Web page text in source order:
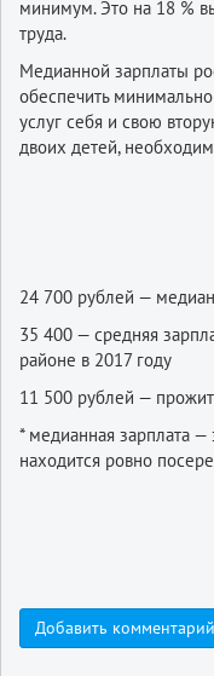
минимум. Это на 18 %
труда.
Медианной зарплаты
обеспечить
услуг себя и свою
двоих детей,
24 700 рублей —
35 400 — средняя
районе в 2017 году
11 500 рублей —
* медианная зарплата —
находится ровно
Добавить комментарий